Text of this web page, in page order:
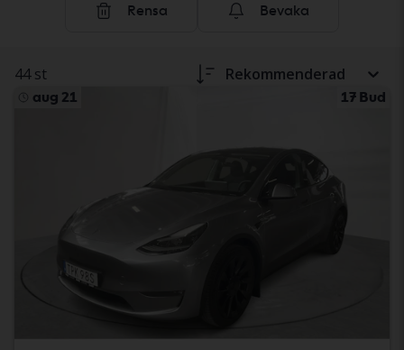
Rensa Bevaka
44 st Rekommenderad
aug 21 17 Bud